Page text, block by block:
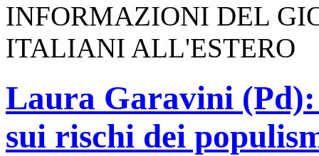
INFORMAZIONI DEL
ITALIANI ALL'ESTERO
Laura Garavini
sui rischi dei